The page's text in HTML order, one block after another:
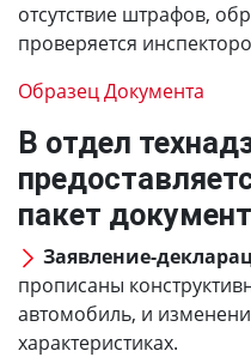
отсутствие штрафов,
проверяется
Образец Документа
В отдел
пакет
Заявление-
прописаны
автомобиль, и
характеристиках.